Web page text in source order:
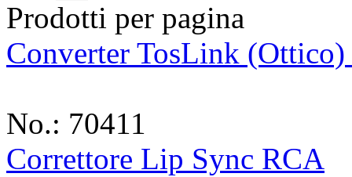
Prodotti per pagina
Converter TosLink
No.: 70411
Correttore Lip Sync RCA